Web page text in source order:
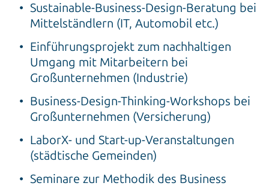
Sustainable-Business-Design-Beratung bei
Mittelständlern (IT, Automobil etc.)
Einführungsprojekt zum nachhaltigen
Umgang mit Mitarbeitern bei
Großunternehmen (Industrie)
Business-Design-Thinking-Workshops bei
Großunternehmen (Versicherung)
LaborX- und Start-up-Veranstaltungen
(städtische Gemeinden)
Seminare zur Methodik des Business